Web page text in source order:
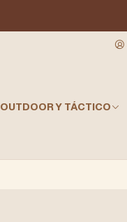
OUTDOOR Y TÁCTICO